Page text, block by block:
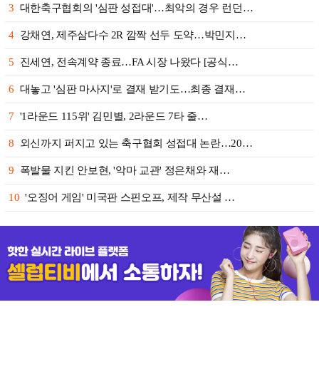
3 대한축구협회의 '심판 성접대'…최악의 경우 런던…
4 강채연, 제주삼다수 2R 깜짝 선두 도약…박민지…
5 진세연, 전속계약 종료…FA 시장 나왔다 [공식…
6 대놓고 '심판 마사지'로 결재 받기도…최종 결재…
7 '1라운드 115위' 김민별, 2라운드 7타 줄…
8 외신까지 퍼지고 있는 축구협회 성접대 논란…20…
9 폭발물 지킨 안보현, '악마 교관' 정은채와 재…
10 '오징어 게임' 미국판 스핀오프, 제작 무산설 …